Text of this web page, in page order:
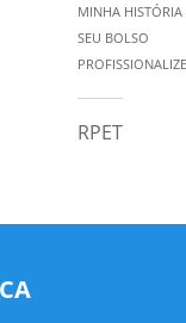
MINHA HISTÓRIA
SEU BOLSO
RPET